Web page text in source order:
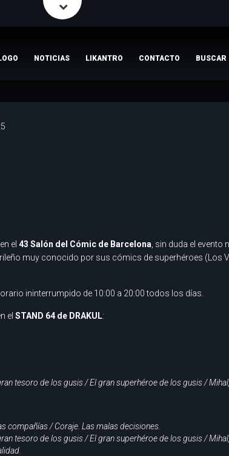
NOTICIAS LIKANTRO CONTACTO BUSCAR
el 43 Salón del Cómic de Barcelona , sin duda el
muy conocido por sus cómics de superhéroes (Los
ininterrumpido de 10:00 a 20:00 todos los días.
el STAND 64 de DRAKUL:
tesoro de los gusis / El gran superhéroe de los gusis /
compañías / Coraje. Las malas decisiones.
tesoro de los gusis / El gran superhéroe de los gusis /